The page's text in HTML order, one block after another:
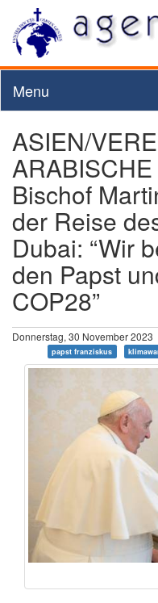
Menu
ASIEN/
Bischof
der Reise
Dubai: “Wir
den Papst
COP28”
Donnerstag, 30 November 2023
papst franziskus